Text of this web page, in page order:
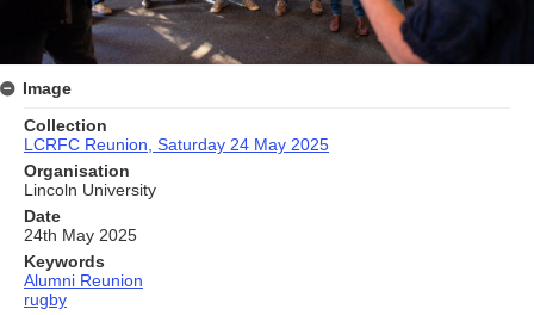
Image
Collection
LCRFC Reunion, Saturday 24 May 2025
Organisation
Lincoln University
Date
24th May 2025
Keywords
Alumni Reunion
rugby